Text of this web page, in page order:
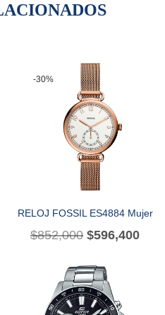
-30%
RELOJ FOSSIL ES4884 Mujer
$852,000 $596,400